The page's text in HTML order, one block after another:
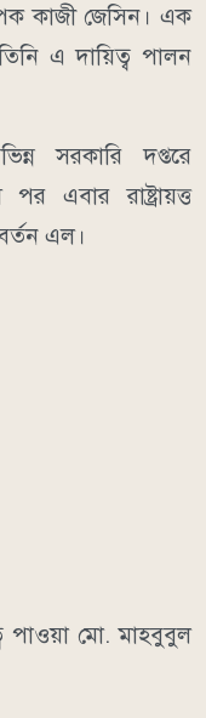
কাজী জেসিন। এক
এ দায়িত্ব পালন
সরকারি দপ্তরে
এবার রাষ্ট্রায়ত্ত
এল।
পাওয়া মো. মাহবুবুল